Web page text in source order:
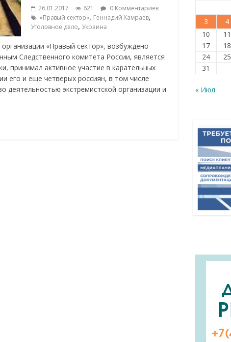
26.01.2017 621
0 Комментариев
«Правый сектор», Геннадий Хамраев,
Уголовное дело, Украина
«Правый сектор», возбуждено
Следственного комитета России, является
принимал активное участие в карательных
его и еще четверых россиян, в том числе
деятельностью экстремистской организации и
3
4
10
11
17
18
24
25
31
« Июл